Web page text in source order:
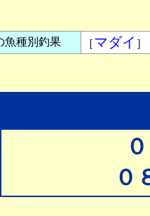
魚種別釣果 ［マダイ ］
０